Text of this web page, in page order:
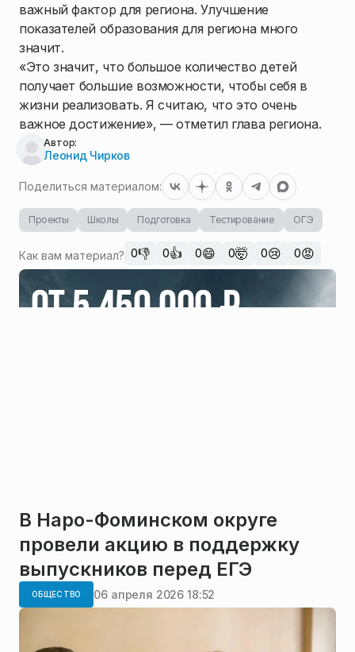
важный фактор для региона. Улучшение
показателей образования для региона много
значит.
«Это значит, что большое количество детей
получает большие возможности, чтобы себя в
жизни реализовать. Я считаю, что это очень
важное достижение», — отметил глава региона.
Автор:
Леонид Чирков
Поделиться материалом:
Проекты Школы Подготовка Тестирование ОГЭ
Как вам материал? 0👎 0👍 0😄 0🤯 0😢 0😡
В Наро-Фоминском округе
провели акцию в поддержку
выпускников перед ЕГЭ
ОБЩЕСТВО 06 апреля 2026 18:52